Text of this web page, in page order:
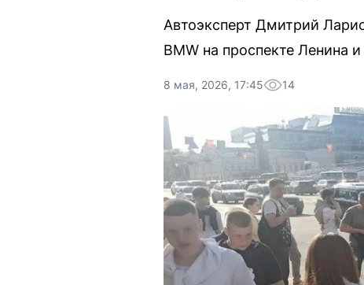
Автоэксперт Дмитрий
BMW на проспекте Ленина
8 мая, 2026, 17:45 14